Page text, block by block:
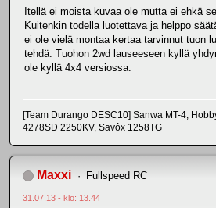
Itellä ei moista kuvaa ole mutta ei ehkä
Kuitenkin todella luotettava ja helppo
ei ole vielä montaa kertaa tarvinnut tuon
tehdä. Tuohon 2wd lauseeseen kyllä
ole kyllä 4x4 versiossa.
[Team Durango DESC10] Sanwa MT-4,
4278SD 2250KV, Savôx 1258TG
Maxxi Fullspeed RC
31.07.13 - klo: 13.44